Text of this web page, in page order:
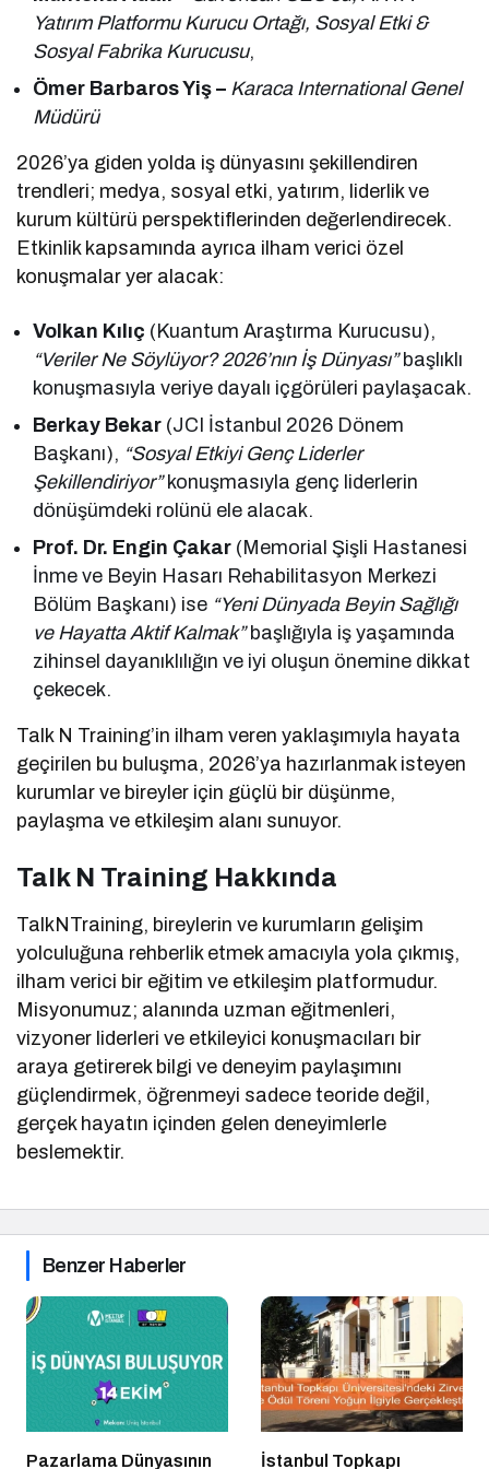
Yatırım Platformu Kurucu Ortağı, Sosyal Etki &
Sosyal Fabrika Kurucusu,
Ömer Barbaros Yiş – Karaca International Genel
Müdürü
2026’ya giden yolda iş dünyasını şekillendiren
trendleri; medya, sosyal etki, yatırım, liderlik ve
kurum kültürü perspektiflerinden değerlendirecek.
Etkinlik kapsamında ayrıca ilham verici özel
konuşmalar yer alacak:
Volkan Kılıç (Kuantum Araştırma Kurucusu),
“Veriler Ne Söylüyor? 2026’nın İş Dünyası” başlıklı
konuşmasıyla veriye dayalı içgörüleri paylaşacak.
Berkay Bekar (JCI İstanbul 2026 Dönem
Başkanı), “Sosyal Etkiyi Genç Liderler
Şekillendiriyor” konuşmasıyla genç liderlerin
dönüşümdeki rolünü ele alacak.
Prof. Dr. Engin Çakar (Memorial Şişli Hastanesi
İnme ve Beyin Hasarı Rehabilitasyon Merkezi
Bölüm Başkanı) ise “Yeni Dünyada Beyin Sağlığı
ve Hayatta Aktif Kalmak” başlığıyla iş yaşamında
zihinsel dayanıklılığın ve iyi oluşun önemine dikkat
çekecek.
Talk N Training’in ilham veren yaklaşımıyla hayata
geçirilen bu buluşma, 2026’ya hazırlanmak isteyen
kurumlar ve bireyler için güçlü bir düşünme,
paylaşma ve etkileşim alanı sunuyor.
Talk N Training Hakkında
TalkNTraining, bireylerin ve kurumların gelişim
yolculuğuna rehberlik etmek amacıyla yola çıkmış,
ilham verici bir eğitim ve etkileşim platformudur.
Misyonumuz; alanında uzman eğitmenleri,
vizyoner liderleri ve etkileyici konuşmacıları bir
araya getirerek bilgi ve deneyim paylaşımını
güçlendirmek, öğrenmeyi sadece teoride değil,
gerçek hayatın içinden gelen deneyimlerle
beslemektir.
Benzer Haberler
Pazarlama Dünyasının
İstanbul Topkapı